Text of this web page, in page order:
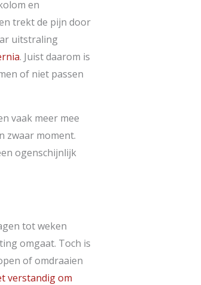
en
trekt de pijn door
uitstraling
. Juist daarom is
of niet passen
vaak meer mee
zwaar moment.
ogenschijnlijk
tot weken
omgaat. Toch is
of omdraaien
verstandig om